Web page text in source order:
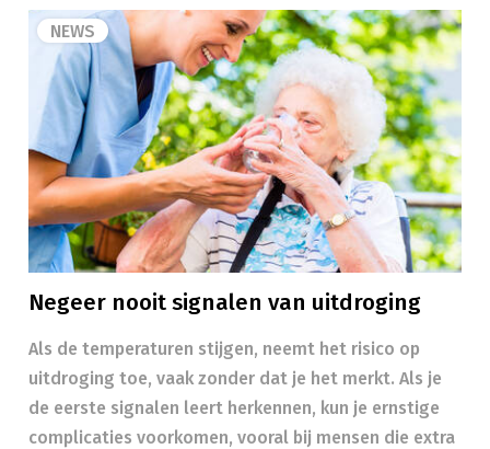
NEWS
Negeer nooit signalen van uitdroging
Als de temperaturen stijgen, neemt het risico op
uitdroging toe, vaak zonder dat je het merkt. Als je
de eerste signalen leert herkennen, kun je ernstige
complicaties voorkomen, vooral bij mensen die extra